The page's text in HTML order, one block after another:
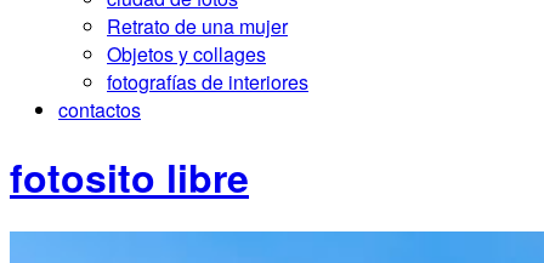
Retrato de una mujer
Objetos y collages
fotografías de interiores
contactos
fotosito libre